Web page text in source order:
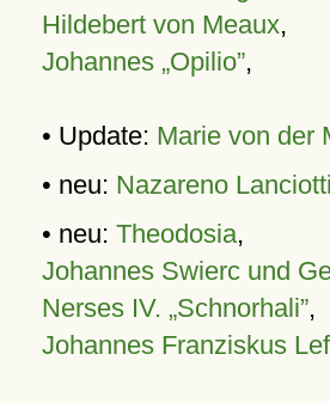
Hildebert von Meaux,
Johannes „Opilio”,
• Update: Marie von der
• neu: Nazareno Lanciotti
• neu: Theodosia,
Johannes Swierc und
Nerses IV. „Schnorhali”,
Johannes Franziskus